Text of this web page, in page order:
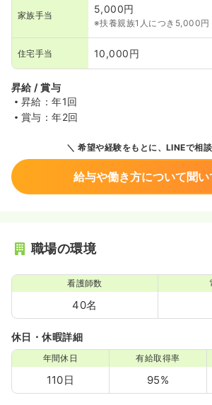
家族手当
5,000円
※扶養親族1人につき5,000円
住宅手当 10,000円
昇給 / 賞与
昇給：年1回
賞与：年2回
希望や経験をもとに、LINEで相
給与や働き方について聞い
職場の環境
看護師数
40名
休日・休暇詳細
年間休日
110日
有給取得率
95%